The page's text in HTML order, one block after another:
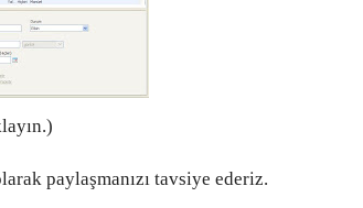
paylaşmanızı tavsiye ederiz.